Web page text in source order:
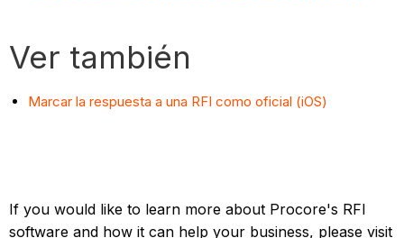
Ver también
Marcar la respuesta a una RFI como oficial (iOS)
If you would like to learn more about Procore's RFI
software and how it can help your business, please visit